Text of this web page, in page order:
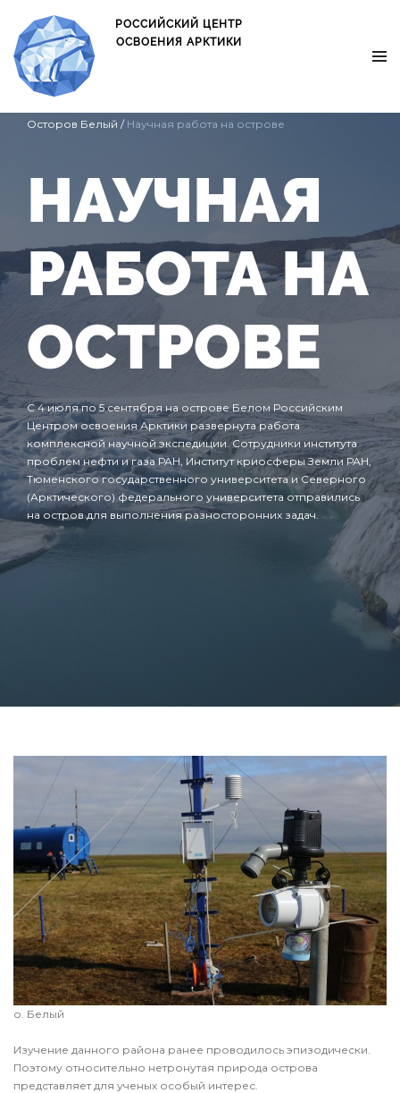
РОССИЙСКИЙ ЦЕНТР
ОСВОЕНИЯ АРКТИКИ
Осторов Белый / Научная работа на острове
НАУЧНАЯ
РАБОТА НА
ОСТРОВЕ
С 4 июля по 5 сентября на острове Белом Российским
Центром освоения Арктики развернута работа
комплексной научной экспедиции. Сотрудники института
проблем нефти и газа РАН, Институт криосферы Земли РАН,
Тюменского государственного университета и Северного
(Арктического) федерального университета отправились
на остров для выполнения разносторонних задач.
о. Белый
Изучение данного района ранее проводилось эпизодически.
Поэтому относительно нетронутая природа острова
представляет для ученых особый интерес.